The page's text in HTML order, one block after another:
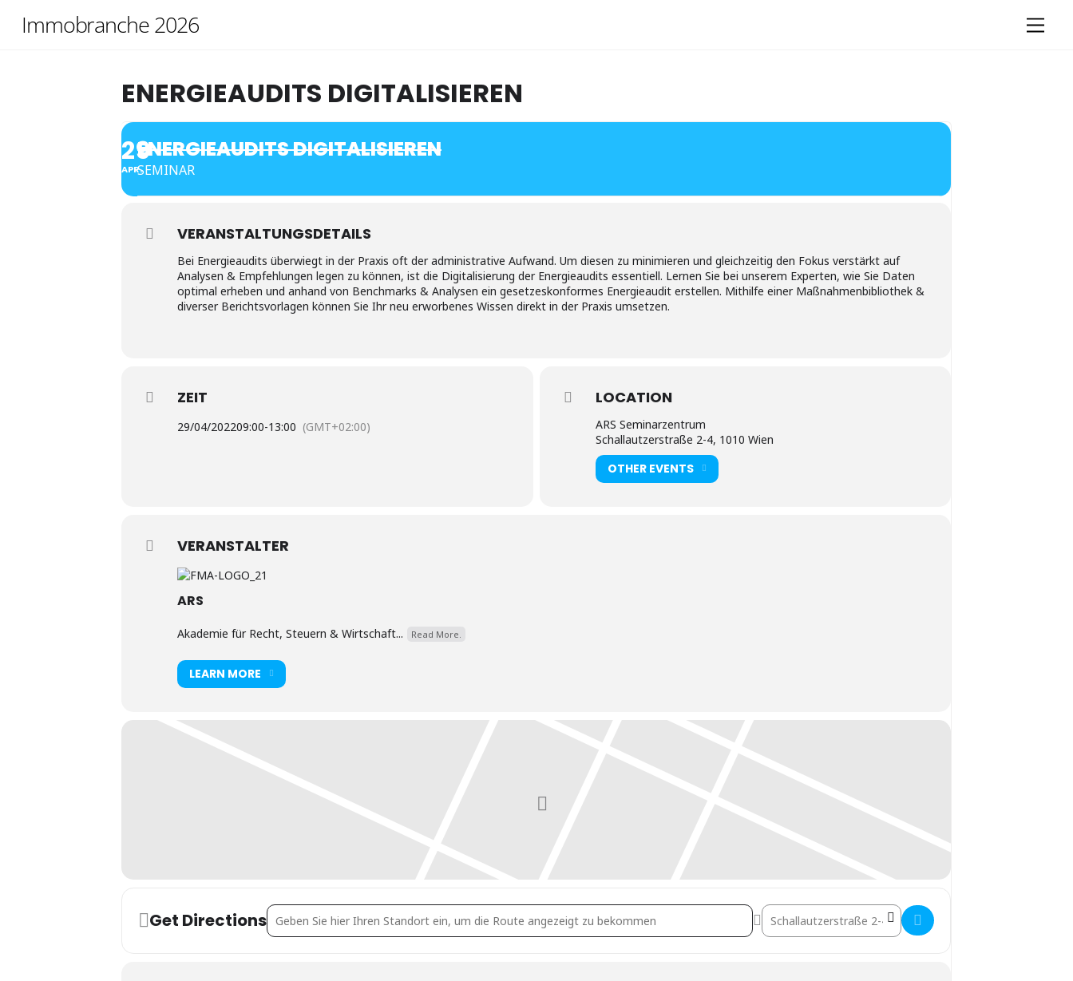
Immobranche 2026
ENERGIEAUDITS DIGITALISIEREN
29
APR.
ENERGIEAUDITS DIGITALISIEREN
SEMINAR
VERANSTALTUNGSDETAILS
Bei Energieaudits überwiegt in der Praxis oft der administrative Aufwand. Um diesen zu minimieren und gleichzeitig den Fokus verstärkt auf
Analysen & Empfehlungen legen zu können, ist die Digitalisierung der Energieaudits essentiell. Lernen Sie bei unserem Experten, wie Sie Daten
optimal erheben und anhand von Benchmarks & Analysen ein gesetzeskonformes Energieaudit erstellen. Mithilfe einer Maßnahmenbibliothek &
diverser Berichtsvorlagen können Sie Ihr neu erworbenes Wissen direkt in der Praxis umsetzen.
ZEIT
29/04/202209:00-13:00 (GMT+02:00)
LOCATION
ARS Seminarzentrum
Schallautzerstraße 2-4, 1010 Wien
OTHER EVENTS
VERANSTALTER
ARS
Akademie für Recht, Steuern & Wirtschaft... Read More.
LEARN MORE
Get DirectionsAddress - Energieaudits digitalisieren [] Destination Address - Energieaudits digitalisieren []